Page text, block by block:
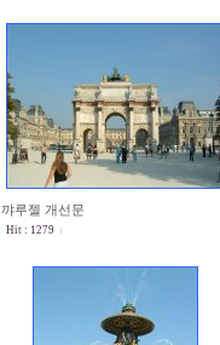
꺄루젤 개선문
Hit : 1279